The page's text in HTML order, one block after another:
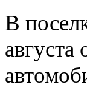
В